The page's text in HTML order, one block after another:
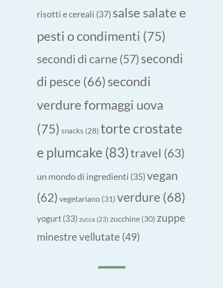
risotti e cereali (37) salse salate e
pesti o condimenti (75)
secondi di carne (57)secondi
di pesce (66) secondi
verdure formaggi uova
(75) snacks (28) torte crostate
e plumcake (83)travel (63)
un mondo di ingredienti (35)vegan
(62) vegetariano (31) verdure (68)
yogurt(33) zucca (23) zucchine (30) zuppe
minestre vellutate (49)